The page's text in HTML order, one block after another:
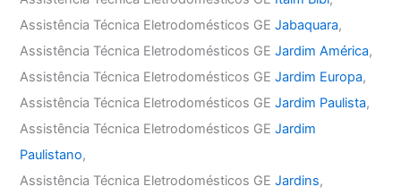
Assistência Técnica Eletrodomésticos GEJabaquara,
Assistência Técnica Eletrodomésticos GEJardim América,
Assistência Técnica Eletrodomésticos GEJardim Europa,
Assistência Técnica Eletrodomésticos GEJardim Paulista,
Assistência Técnica Eletrodomésticos GEJardim
Paulistano,
Assistência Técnica Eletrodomésticos GEJardins,